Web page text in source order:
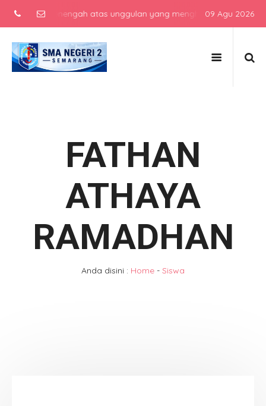
sekolah menengah atas unggulan yang menghasilkan lulusan
09 Agu 2026
FATHAN
ATHAYA
RAMADHAN
Anda disini : Home - Siswa